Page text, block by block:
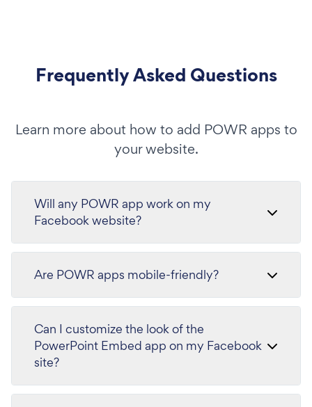
Frequently Asked Questions
Learn more about how to add POWR apps to
your website.
Will any POWR app work on my
Facebook website?
Are POWR apps mobile-friendly?
Can I customize the look of the
PowerPoint Embed app on my Facebook
site?